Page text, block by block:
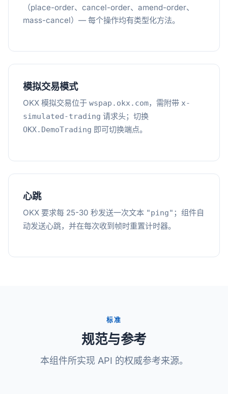
（place-order、cancel-order、amend-order、
mass-cancel）— 每个操作均有类型化方法。
模拟交易模式
OKX 模拟交易位于 wspap.okx.com，需附带 x-
simulated-trading 请求头；切换
OKX.DemoTrading 即可切换端点。
心跳
OKX 要求每 25-30 秒发送一次文本 "ping" ；组件自
动发送心跳，并在每次收到帧时重置计时器。
标准
规范与参考
本组件所实现 API 的权威参考来源。